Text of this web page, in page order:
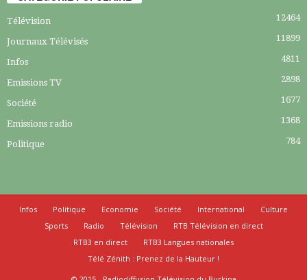
Télévision 12464
Journaux Télévisés 11899
Infos 4811
Emissions TV 2898
Société 1677
Emissions radio 1368
Politique 784
Infos Politique Economie Société International
Culture
Sports
Radio Télévision
RTB Télévision en direct
RTB3 en direct
RTB3 Langues nationales
Télé Zénith : Prenez de la Hauteur !